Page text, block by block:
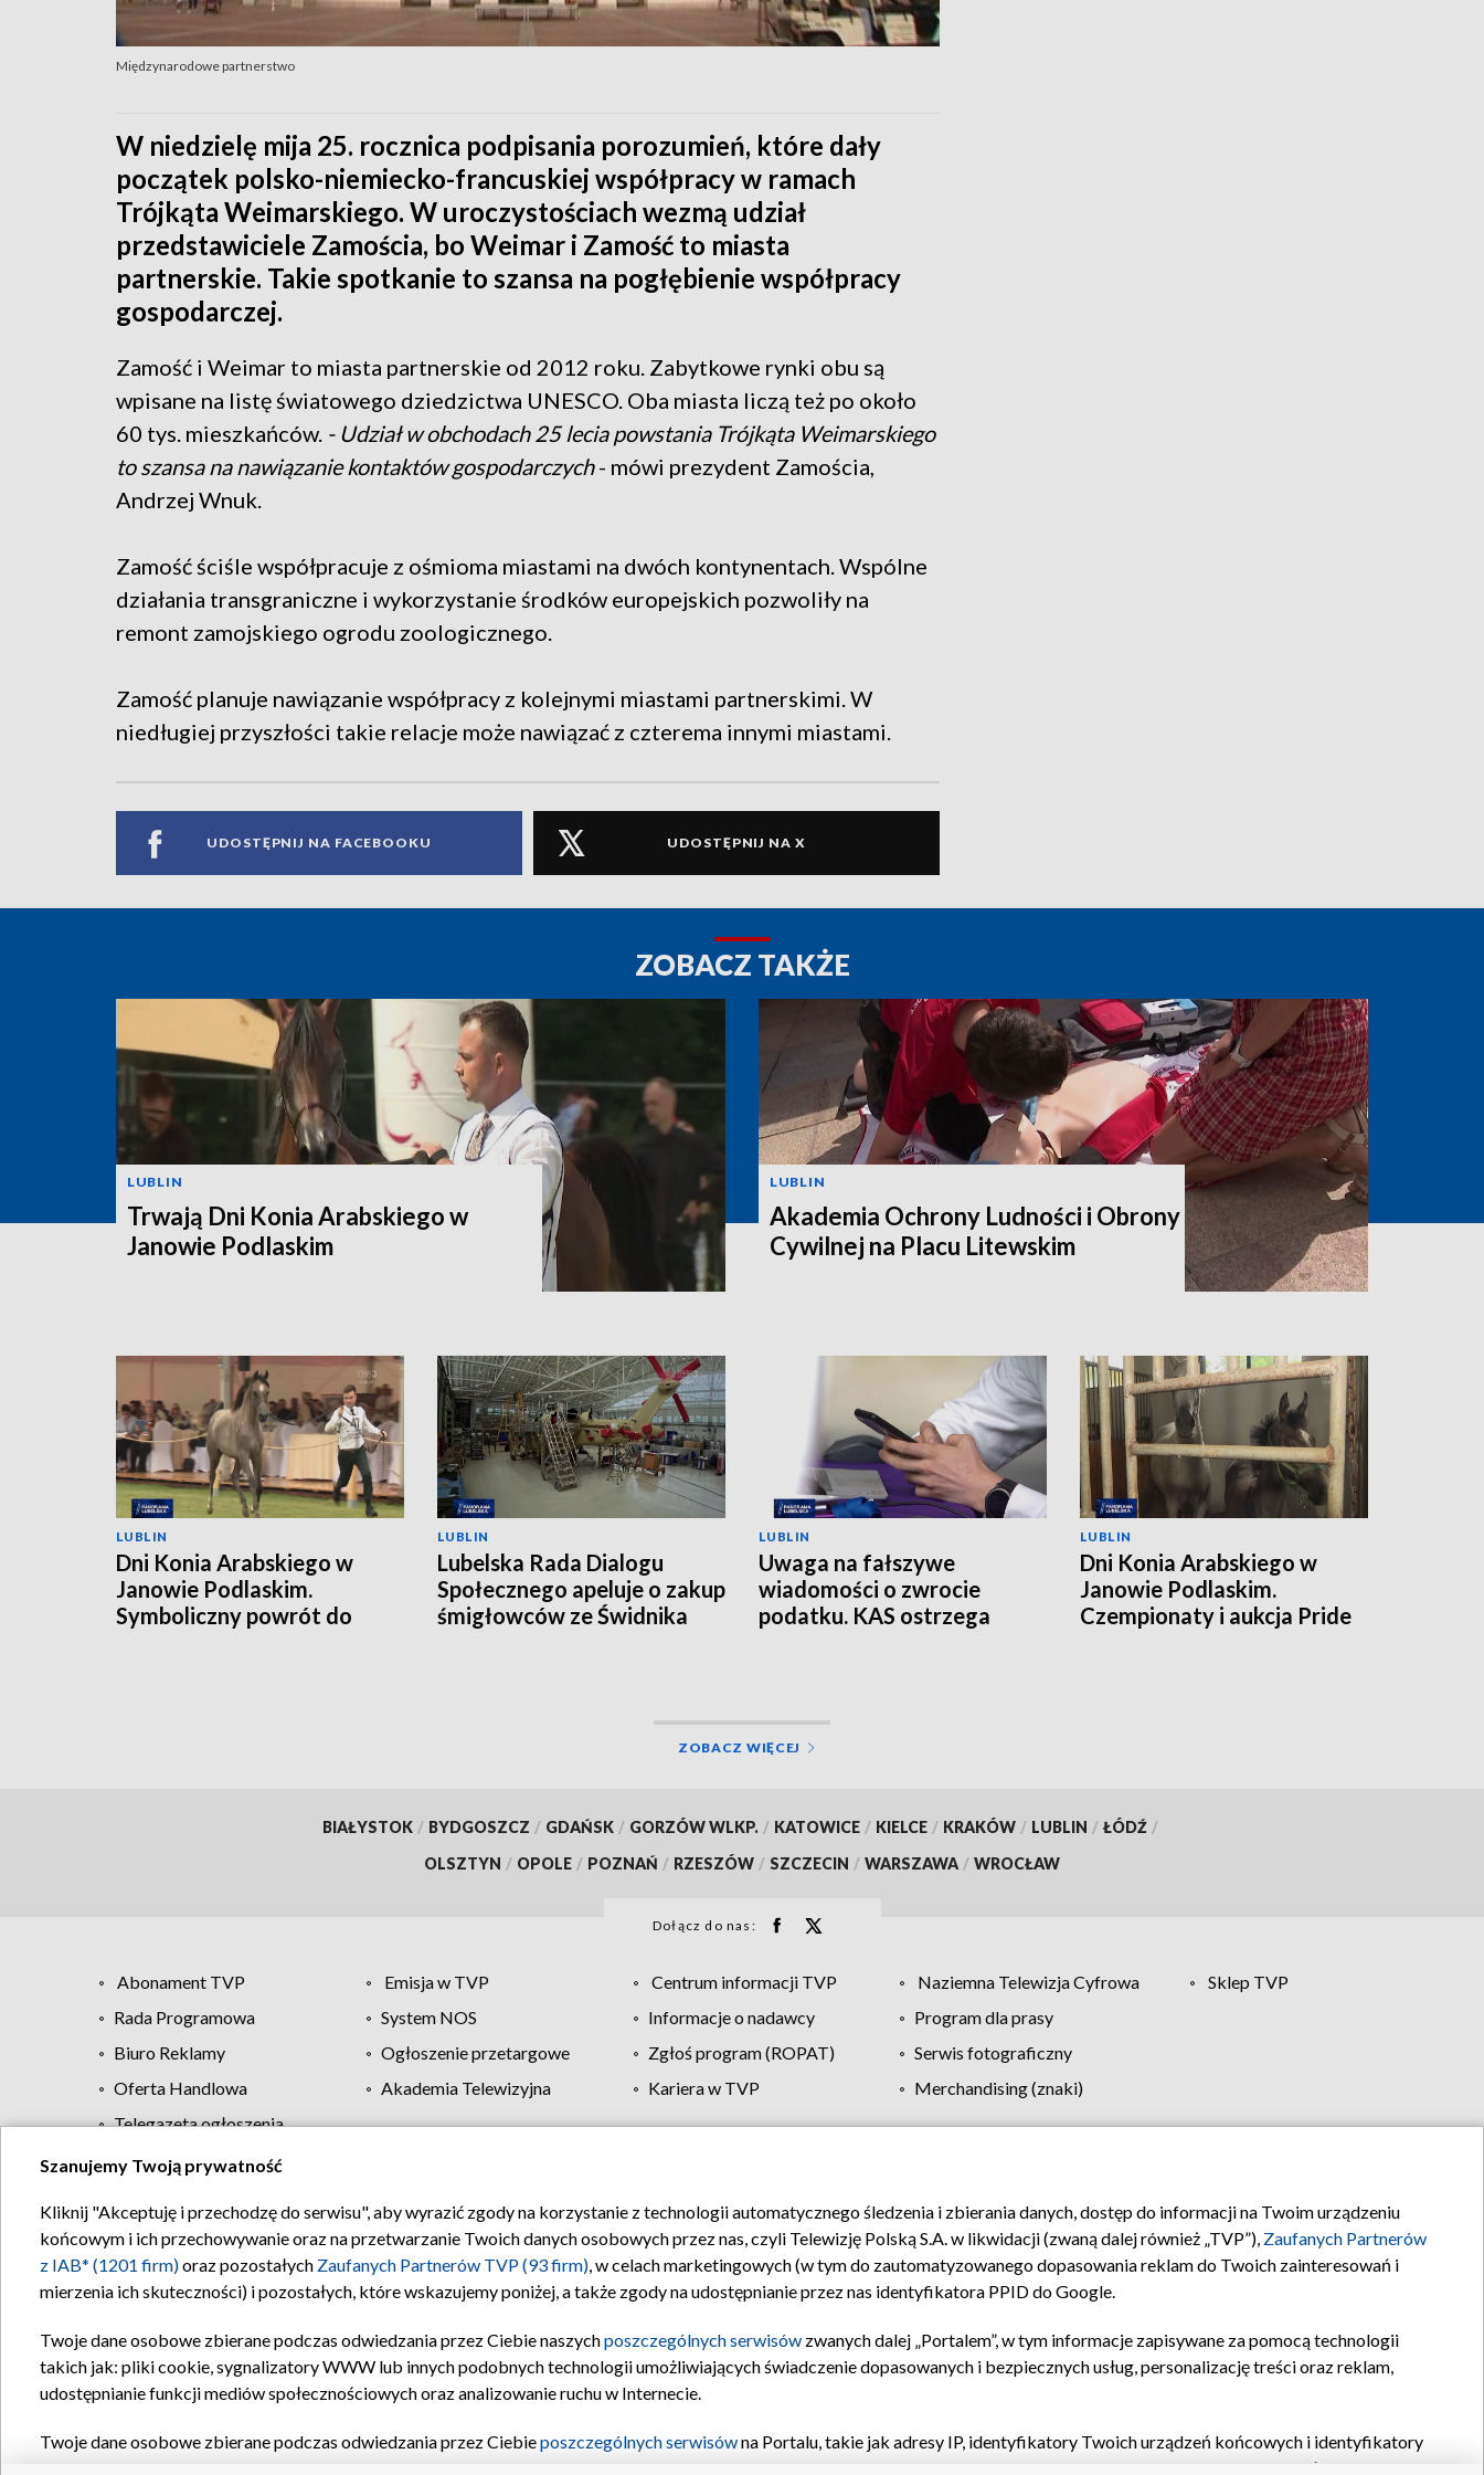
Międzynarodowe partnerstwo
W niedzielę mija 25. rocznica podpisania porozumień, które dały
początek polsko-niemiecko-francuskiej współpracy w ramach
Trójkąta Weimarskiego. W uroczystościach wezmą udział
przedstawiciele Zamościa, bo Weimar i Zamość to miasta
partnerskie. Takie spotkanie to szansa na pogłębienie współpracy
gospodarczej.
Zamość i Weimar to miasta partnerskie od 2012 roku. Zabytkowe rynki obu są
wpisane na listę światowego dziedzictwa UNESCO. Oba miasta liczą też po około
60 tys. mieszkańców. - Udział w obchodach 25 lecia powstania Trójkąta Weimarskiego
to szansa na nawiązanie kontaktów gospodarczych- mówi prezydent Zamościa,
Andrzej Wnuk.
Zamość ściśle współpracuje z ośmioma miastami na dwóch kontynentach. Wspólne
działania transgraniczne i wykorzystanie środków europejskich pozwoliły na
remont zamojskiego ogrodu zoologicznego.
Zamość planuje nawiązanie współpracy z kolejnymi miastami partnerskimi. W
niedługiej przyszłości takie relacje może nawiązać z czterema innymi miastami.
UDOSTĘPNIJ NA FACEBOOKU UDOSTĘPNIJ NA X
ZOBACZ TAKŻE
LUBLIN
Trwają Dni Konia Arabskiego w
Janowie Podlaskim
LUBLIN
Akademia Ochrony Ludności i Obrony
Cywilnej na Placu Litewskim
LUBLIN
Dni Konia Arabskiego w
Janowie Podlaskim.
Symboliczny powrót do
LUBLIN
Lubelska Rada Dialogu
Społecznego apeluje o zakup
śmigłowców ze Świdnika
LUBLIN
Uwaga na fałszywe
wiadomości o zwrocie
podatku. KAS ostrzega
LUBLIN
Dni Konia Arabskiego w
Janowie Podlaskim.
Czempionaty i aukcja Pride
ZOBACZ WIĘCEJ
BIAŁYSTOK / BYDGOSZCZ / GDAŃSK / GORZÓW WLKP. / KATOWICE / KIELCE / KRAKÓW / LUBLIN / ŁÓDŹ /
OLSZTYN / OPOLE / POZNAŃ / RZESZÓW / SZCZECIN / WARSZAWA / WROCŁAW
Dołącz do nas:
Abonament TVP Emisja w TVP Centrum informacji TVP Naziemna Telewizja Cyfrowa
Sklep TVP
Rada Programowa
System NOS Informacje o nadawcy
Program dla prasy
Biuro Reklamy
Ogłoszenie przetargowe Zgłoś program (ROPAT)
Serwis fotograficzny
Oferta Handlowa
Akademia Telewizyjna Kariera w TVP
Merchandising (znaki)
Telegazeta ogłoszenia
Regulamin TVP Polityka prywatności Moje zgody Pomoc Biuro reklamy Kontakt
Szanujemy Twoją prywatność
Kliknij "Akceptuję i przechodzę do serwisu", aby wyrazić zgody na korzystanie z technologii automatycznego śledzenia i zbierania danych, dostęp do informacji na Twoim urządzeniu
końcowym i ich przechowywanie oraz na przetwarzanie Twoich danych osobowych przez nas, czyli Telewizję Polską S.A. w likwidacji (zwaną dalej również „TVP”), Zaufanych Partnerów
z IAB* (1201 firm)oraz pozostałych Zaufanych Partnerów TVP (93 firm), w celach marketingowych (w tym do zautomatyzowanego dopasowania reklam do Twoich zainteresowań i
mierzenia ich skuteczności) i pozostałych, które wskazujemy poniżej, a także zgody na udostępnianie przez nas identyfikatora PPID do Google.
Twoje dane osobowe zbierane podczas odwiedzania przez Ciebie naszychposzczególnych serwisów zwanych dalej „Portalem”, w tym informacje zapisywane za pomocą technologii
takich jak: pliki cookie, sygnalizatory WWW lub innych podobnych technologii umożliwiających świadczenie dopasowanych i bezpiecznych usług, personalizację treści oraz reklam,
udostępnianie funkcji mediów społecznościowych oraz analizowanie ruchu w Internecie.
Twoje dane osobowe zbierane podczas odwiedzania przez Ciebieposzczególnych serwisówna Portalu, takie jak adresy IP, identyfikatory Twoich urządzeń końcowych i identyfikatory
oraz pozostałych